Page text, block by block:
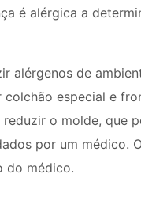
é alérgica a
alérgenos de
colchão especial e
o molde, que
por um médico.
do médico.